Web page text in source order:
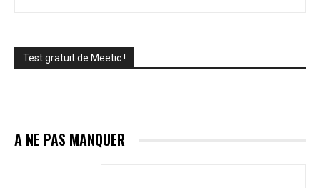
Test gratuit de Meetic !
A NE PAS MANQUER